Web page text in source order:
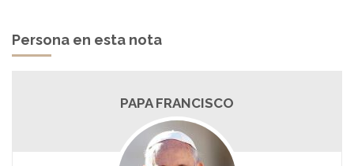
Persona en esta nota
PAPA FRANCISCO